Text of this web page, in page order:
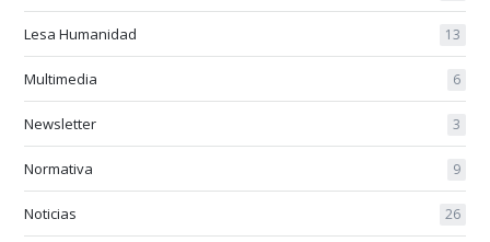
Lesa Humanidad 13
Multimedia 6
Newsletter 3
Normativa 9
Noticias 26